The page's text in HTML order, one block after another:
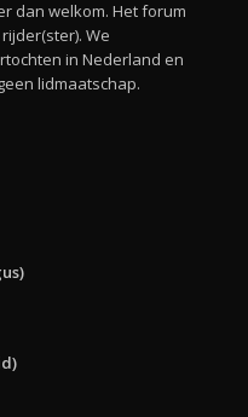
dan welkom. Het forum
We
in Nederland en
lidmaatschap.